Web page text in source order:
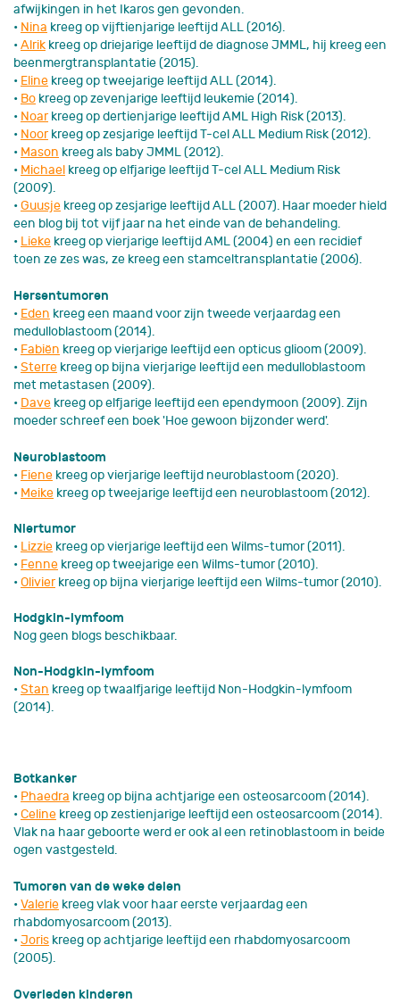
afwijkingen in het Ikaros gen gevonden.
• Nina kreeg op vijftienjarige leeftijd ALL (2016).
•Alrik kreeg op driejarige leeftijd de diagnose JMML, hij kreeg een
beenmergtransplantatie (2015).
• Eline kreeg op tweejarige leeftijd ALL (2014).
• Bo kreeg op zevenjarige leeftijd leukemie (2014).
• Noar kreeg op dertienjarige leeftijd AML High Risk (2013).
• Noor kreeg op zesjarige leeftijd T-cel ALL Medium Risk (2012).
• Mason kreeg als baby JMML (2012).
• Michael kreeg op elfjarige leeftijd T-cel ALL Medium Risk
(2009).
•Guusje kreeg op zesjarige leeftijd ALL (2007). Haar moeder hield
een blog bij tot vijf jaar na het einde van de behandeling.
• Lieke kreeg op vierjarige leeftijd AML (2004) en een recidief
toen ze zes was, ze kreeg een stamceltransplantatie (2006).
Hersentumoren
• Eden kreeg een maand voor zijn tweede verjaardag een
medulloblastoom (2014).
• Fabiën kreeg op vierjarige leeftijd een opticus glioom (2009).
•Sterre kreeg op bijna vierjarige leeftijd een medulloblastoom
met metastasen (2009).
• Dave kreeg op elfjarige leeftijd een ependymoon (2009). Zijn
moeder schreef een boek 'Hoe gewoon bijzonder werd'.
Neuroblastoom
• Fiene kreeg op vierjarige leeftijd neuroblastoom (2020).
• Meike kreeg op tweejarige leeftijd een neuroblastoom (2012).
Niertumor
• Lizzie kreeg op vierjarige leeftijd een Wilms-tumor (2011).
• Fenne kreeg op tweejarige een Wilms-tumor (2010).
•Olivier kreeg op bijna vierjarige leeftijd een Wilms-tumor (2010).
Hodgkin-lymfoom
Nog geen blogs beschikbaar.
Non-Hodgkin-lymfoom
•Stan kreeg op twaalfjarige leeftijd Non-Hodgkin-lymfoom
(2014).
Botkanker
• Phaedra kreeg op bijna achtjarige een osteosarcoom (2014).
•Celine kreeg op zestienjarige leeftijd een osteosarcoom (2014).
Vlak na haar geboorte werd er ook al een retinoblastoom in beide
ogen vastgesteld.
Tumoren van de weke delen
•Valerie kreeg vlak voor haar eerste verjaardag een
rhabdomyosarcoom (2013).
•Joris kreeg op achtjarige leeftijd een rhabdomyosarcoom
(2005).
Overleden kinderen